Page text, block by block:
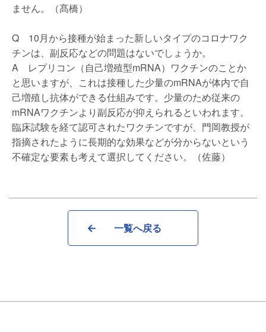
ません。（髙橋）
Q 10月から接種が始まった新しいタイプのコロナワク
チンは、副反応などの問題はないでしょうか。
A レプリコン（自己増殖型mRNA）ワクチンのことか
と思いますが、これは接種した少量のmRNAが体内で自
己増殖し抗体ができる仕組みです。少量のため従来の
mRNAワクチンより副反応が抑えられるといわれます。
臨床試験を経て認可されたワクチンですが、門岡教授が
指摘されたように長期的な効果などが分からないという
不確定な要素も考えて選択してください。（佐藤）
一覧へ戻る